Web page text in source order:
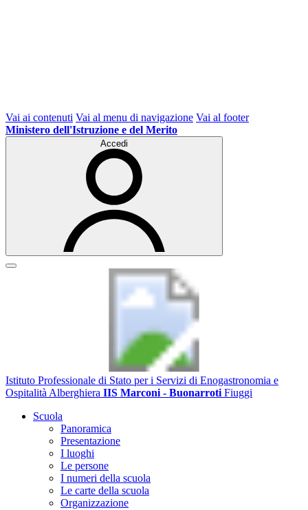
Vai ai contenuti Vai al menu di navigazione Vai al footer
Ministero dell'Istruzione e del Merito
Accedi
Istituto Professionale di Stato per i Servizi di Enogastronomia e
Ospitalità Alberghiera IIS Marconi - Buonarroti Fiuggi
Scuola
Panoramica
Presentazione
I luoghi
Le persone
I numeri della scuola
Le carte della scuola
Organizzazione